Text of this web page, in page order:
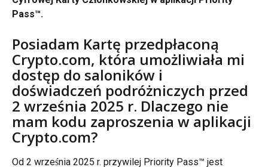
Pass™.
Posiadam Kartę przedpłaconą
Crypto.com, która umożliwiała mi
dostęp do saloników i
doświadczeń podróżniczych przed
2 września 2025 r. Dlaczego nie
mam kodu zaproszenia w aplikacji
Crypto.com?
Od 2 września 2025 r. przywilej Priority Pass™ jest